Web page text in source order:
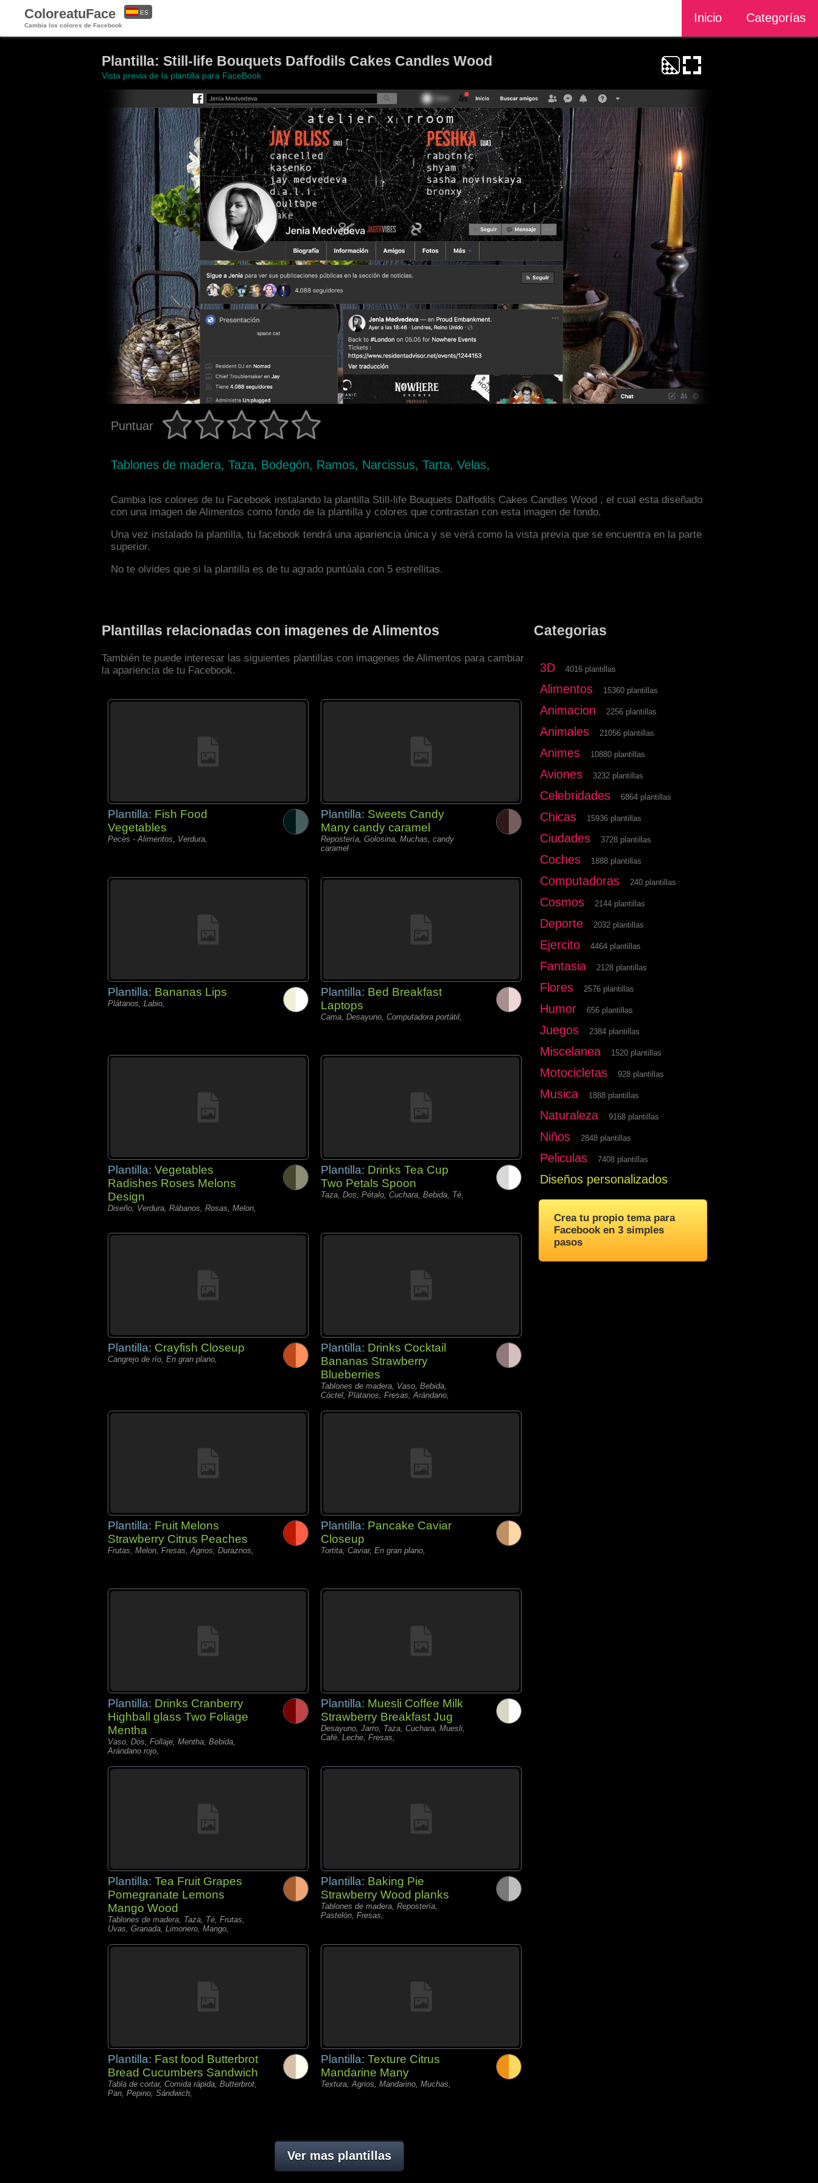
ColoreatuFace
Cambia los colores de Facebook
Inicio Categorías
ES
Plantilla: Still-life Bouquets Daffodils Cakes Candles Wood
Vista previa de la plantilla para FaceBook
Puntuar
Tablones de madera, Taza, Bodegón, Ramos, Narcissus, Tarta, Velas,
Cambia los colores de tu Facebook instalando la plantilla Still-life Bouquets Daffodils Cakes Candles Wood , el cual esta diseñado
con una imagen de Alimentos como fondo de la plantilla y colores que contrastan con esta imagen de fondo.
Una vez instalado la plantilla, tu facebook tendrá una apariencia única y se verá como la vista previa que se encuentra en la parte
superior.
No te olvides que si la plantilla es de tu agrado puntúala con 5 estrellitas.
Plantillas relacionadas con imagenes de Alimentos
También te puede interesar las siguientes plantillas con imagenes de Alimentos para cambiar
la apariencia de tu Facebook.
Plantilla: Fish Food
Vegetables
Peces - Alimentos, Verdura,
Plantilla: Sweets Candy
Many candy caramel
Repostería, Golosina, Muchas, candy
caramel
Plantilla: Bananas Lips
Plátanos, Labio,
Plantilla: Bed Breakfast
Laptops
Cama, Desayuno, Computadora portátil,
Plantilla: Vegetables
Radishes Roses Melons
Design
Diseño, Verdura, Rábanos, Rosas, Melon,
Plantilla: Drinks Tea Cup
Two Petals Spoon
Taza, Dos, Pétalo, Cuchara, Bebida, Té,
Plantilla: Crayfish Closeup
Cangrejo de río, En gran plano,
Plantilla: Drinks Cocktail
Bananas Strawberry
Blueberries
Tablones de madera, Vaso, Bebida,
Cóctel, Plátanos, Fresas, Arándano,
Plantilla: Fruit Melons
Strawberry Citrus Peaches
Frutas, Melon, Fresas, Agrios, Duraznos,
Plantilla: Pancake Caviar
Closeup
Tortita, Caviar, En gran plano,
Plantilla: Drinks Cranberry
Highball glass Two Foliage
Mentha
Vaso, Dos, Follaje, Mentha, Bebida,
Arándano rojo,
Plantilla: Muesli Coffee Milk
Strawberry Breakfast Jug
Desayuno, Jarro, Taza, Cuchara, Muesli,
Café, Leche, Fresas,
Plantilla: Tea Fruit Grapes
Pomegranate Lemons
Mango Wood
Tablones de madera, Taza, Té, Frutas,
Uvas, Granada, Limonero, Mango,
Plantilla: Baking Pie
Strawberry Wood planks
Tablones de madera, Repostería,
Pastelón, Fresas,
Plantilla: Fast food Butterbrot
Bread Cucumbers Sandwich
Tabla de cortar, Comida rápida, Butterbrot,
Pan, Pepino, Sándwich,
Plantilla: Texture Citrus
Mandarine Many
Textura, Agrios, Mandarino, Muchas,
Ver mas plantillas
Categorias
3D 4016 plantillas
Alimentos 15360 plantillas
Animacion 2256 plantillas
Animales 21056 plantillas
Animes 10880 plantillas
Aviones 3232 plantillas
Celebridades 6864 plantillas
Chicas 15936 plantillas
Ciudades 3728 plantillas
Coches 1888 plantillas
Computadoras 240 plantillas
Cosmos 2144 plantillas
Deporte 2032 plantillas
Ejercito 4464 plantillas
Fantasia 2128 plantillas
Flores 2576 plantillas
Humor 656 plantillas
Juegos 2384 plantillas
Miscelanea 1520 plantillas
Motocicletas 928 plantillas
Musica 1888 plantillas
Naturaleza 9168 plantillas
Niños 2848 plantillas
Peliculas 7408 plantillas
Diseños personalizados
Crea tu propio tema para
Facebook en 3 simples
pasos